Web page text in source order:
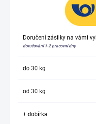
Doručení zásilky na vámi
doručování 1-2 pracovní dny
do 30 kg
od 30 kg
+ dobírka